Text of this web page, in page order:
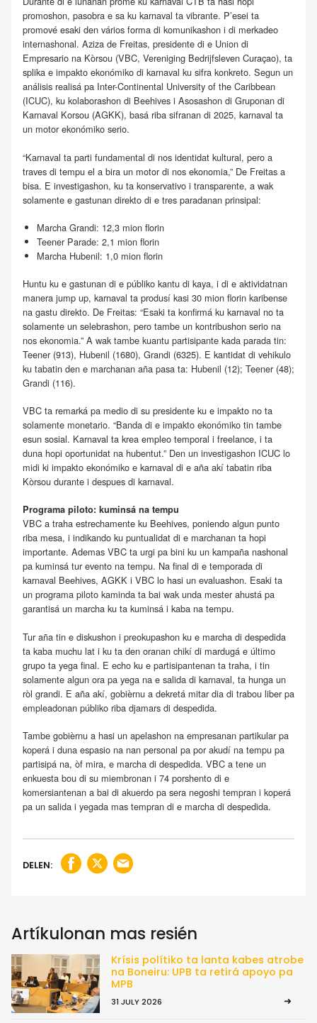
promoshon, pasobra e sa ku karnaval ta vibrante. P’esei ta
promové esaki den vários forma di komunikashon i di merkadeo
internashonal. Aziza de Freitas, presidente di e Union di
Empresario na Kòrsou (VBC, Vereniging Bedrijfsleven Curaçao), ta
splika e impakto ekonómiko di karnaval ku sifra konkreto. Segun un
análisis realisá pa Inter-Continental University of the Caribbean
(ICUC), ku kolaborashon di Beehives i Asosashon di Gruponan di
Karnaval Korsou (AGKK), basá riba sifranan di 2025, karnaval ta
un motor ekonómiko serio.
“Karnaval ta parti fundamental di nos identidat kultural, pero a
traves di tempu el a bira un motor di nos ekonomia,” De Freitas a
bisa. E investigashon, ku ta konservativo i transparente, a wak
solamente e gastunan direkto di e tres paradanan prinsipal:
Marcha Grandi: 12,3 mion florin
Teener Parade: 2,1 mion florin
Marcha Hubenil: 1,0 mion florin
Huntu ku e gastunan di e públiko kantu di kaya, i di e aktividatnan
manera jump up, karnaval ta produsí kasi 30 mion florin karibense
na gastu direkto. De Freitas: “Esaki ta konfirmá ku karnaval no ta
solamente un selebrashon, pero tambe un kontribushon serio na
nos ekonomia.” A wak tambe kuantu partisipante kada parada tin:
Teener (913), Hubenil (1680), Grandi (6325). E kantidat di vehikulo
ku tabatin den e marchanan aña pasa ta: Hubenil (12); Teener (48);
Grandi (116).
VBC ta remarká pa medio di su presidente ku e impakto no ta
solamente monetario. “Banda di e impakto ekonómiko tin tambe
esun sosial. Karnaval ta krea empleo temporal i freelance, i ta
duna hopi oportunidat na hubentut.” Den un investigashon ICUC lo
midi ki impakto ekonómiko e karnaval di e aña akí tabatin riba
Kòrsou durante i despues di karnaval.
Programa piloto: kuminsá na tempu
VBC a traha estrechamente ku Beehives, poniendo algun punto
riba mesa, i indikando ku puntualidat di e marchanan ta hopi
importante. Ademas VBC ta urgi pa bini ku un kampaña nashonal
pa kuminsá tur evento na tempu. Na final di e temporada di
karnaval Beehives, AGKK i VBC lo hasi un evaluashon. Esaki ta
un programa piloto kaminda ta bai wak unda mester ahustá pa
garantisá un marcha ku ta kuminsá i kaba na tempu.
Tur aña tin e diskushon i preokupashon ku e marcha di despedida
ta kaba muchu lat i ku ta den oranan chikí di mardugá e último
grupo ta yega final. E echo ku e partisipantenan ta traha, i tin
solamente algun ora pa yega na e salida di karnaval, ta hunga un
ròl grandi. E aña akí, gobièrnu a dekretá mitar dia di trabou liber pa
empleadonan públiko riba djamars di despedida.
Tambe gobièrnu a hasi un apelashon na empresanan partikular pa
koperá i duna espasio na nan personal pa por akudí na tempu pa
partisipá na, òf mira, e marcha di despedida. VBC a tene un
enkuesta bou di su miembronan i 74 porshento di e
komersiantenan a bai di akuerdo pa sera negoshi tempran i koperá
pa un salida i yegada mas tempran di e marcha di despedida.
DELEN:
Artíkulonan mas resién
Krísis polítiko ta lanta kabes atrobe
na Boneiru: UPB ta retirá apoyo pa
MPB
31 JULY 2026